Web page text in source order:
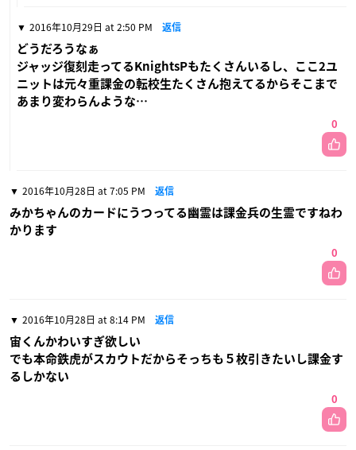
2016年10月29日 at 2:50 PM 返信
どうだろうなぁ
ジャッジ復刻走ってるKnightsPもたくさんいるし、ここ2ユ
ニットは元々重課金の転校生たくさん抱えてるからそこまで
あまり変わらんような…
0
2016年10月28日 at 7:05 PM 返信
みかちゃんのカードにうつってる幽霊は課金兵の生霊ですねわ
かります
0
2016年10月28日 at 8:14 PM 返信
宙くんかわいすぎ欲しい
でも本命鉄虎がスカウトだからそっちも５枚引きたいし課金す
るしかない
0